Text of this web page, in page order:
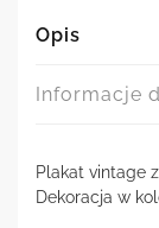
Opis
Informacje
Plakat vintage
Dekoracja w